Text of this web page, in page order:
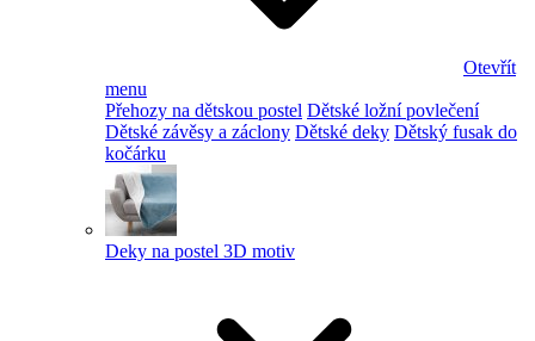
Otevřít
menu
Přehozy na dětskou postel Dětské ložní povlečení
Dětské závěsy a záclony Dětské deky Dětský fusak do
kočárku
Deky na postel 3D motiv